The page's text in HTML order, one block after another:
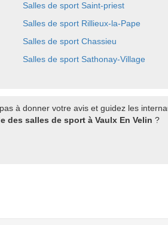
Salles de sport Saint-priest
Salles de sport Rillieux-la-Pape
Salles de sport Chassieu
Salles de sport Sathonay-Village
à donner votre avis et guidez les
des salles de sport à Vaulx En Velin ?